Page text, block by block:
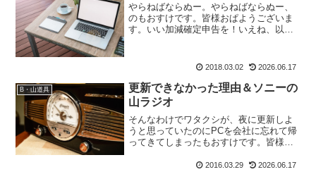
やらねばならぬー。やらねばならぬー、
のもおすけです。皆様おぱようございま
す。いい加減確定申告を！いえね、以前
なのに。もうすっかり全部忘れてしまっ
2018.03.02 2026.06.17
B・山道具
更新できなかった理由＆ソニーの
山ラジオ
そんなわけでワタクシが、夜に更新しよ
うと思っていたのにPCを会社に忘れて帰
ってきてしまったもおすけです。皆様今
うとは。誰が思うか否思わない。びっく
2016.03.29 2026.06.17